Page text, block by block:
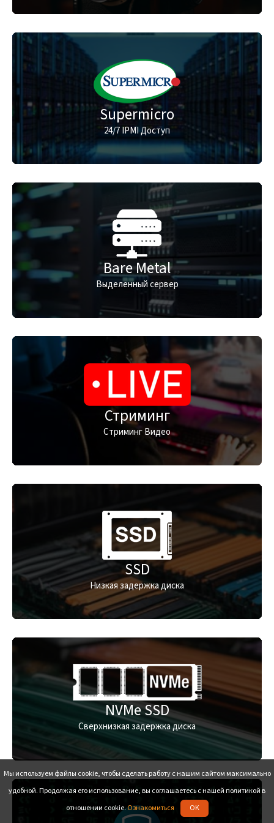
Supermicro
24/7 IPMI Доступ
Bare Metal
Выделенный сервер
Стриминг
Стриминг Видео
SSD
Низкая задержка диска
NVMe SSD
Сверхнизкая задержка диска
Мы используем файлы cookie, чтобы сделать работу с нашим сайтом максимально
удобной. Продолжая его использование, вы соглашаетесь с нашей политикой в
отношении cookie.Ознакомиться OK